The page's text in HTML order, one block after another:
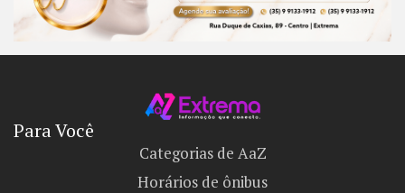
Para Você
Categorias de AaZ
Horários de ônibus